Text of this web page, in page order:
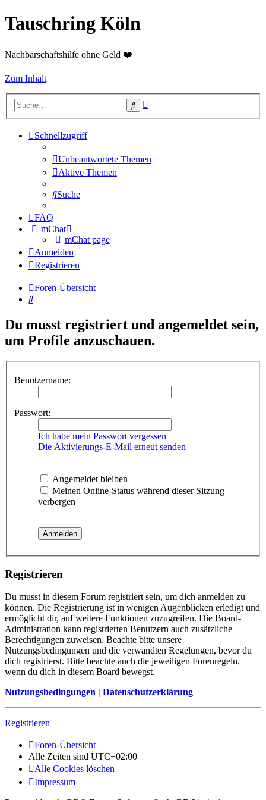
Tauschring Köln
Nachbarschaftshilfe ohne Geld ❤️
Zum Inhalt
Suche
Schnellzugriff
Unbeantwortete Themen
Aktive Themen
Suche
FAQ
mChat
mChat page
Anmelden
Registrieren
Foren-Übersicht
Suche
Du musst registriert und angemeldet sein,
um Profile anzuschauen.
Benutzername:
Passwort:
Ich habe mein Passwort vergessen
Die Aktivierungs-E-Mail erneut senden
Angemeldet bleiben
Meinen Online-Status während dieser Sitzung
verbergen
Registrieren
Du musst in diesem Forum registriert sein, um dich anmelden zu
können. Die Registrierung ist in wenigen Augenblicken erledigt und
ermöglicht dir, auf weitere Funktionen zuzugreifen. Die Board-
Administration kann registrierten Benutzern auch zusätzliche
Berechtigungen zuweisen. Beachte bitte unsere
Nutzungsbedingungen und die verwandten Regelungen, bevor du
dich registrierst. Bitte beachte auch die jeweiligen Forenregeln,
wenn du dich in diesem Board bewegst.
Nutzungsbedingungen | Datenschutzerklärung
Registrieren
Foren-Übersicht
Alle Zeiten sind UTC+02:00
Alle Cookies löschen
Impressum